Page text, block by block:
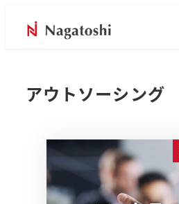
アウトソーシング